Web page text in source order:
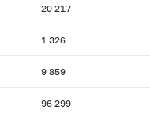
20 217
1 326
9 859
96 299